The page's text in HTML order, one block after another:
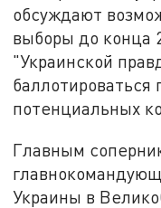
обсуждают
выборы до конца
"Украинской
потенциальных
Главным
Украины в